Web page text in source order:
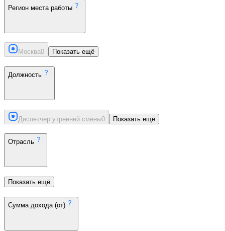
Регион места работы
Москва0 Показать ещё
Должность
Диспетчер утренней смены0 Показать ещё
Отрасль
Показать ещё
Сумма дохода (от)